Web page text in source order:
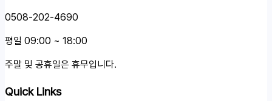
0508-202-4690
평일 09:00 ~ 18:00
주말 및 공휴일은 휴무입니다.
Quick Links